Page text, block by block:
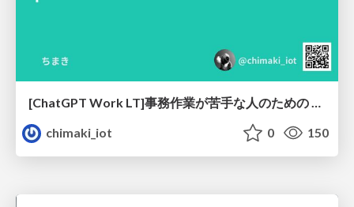
chimaki_iot
0 150